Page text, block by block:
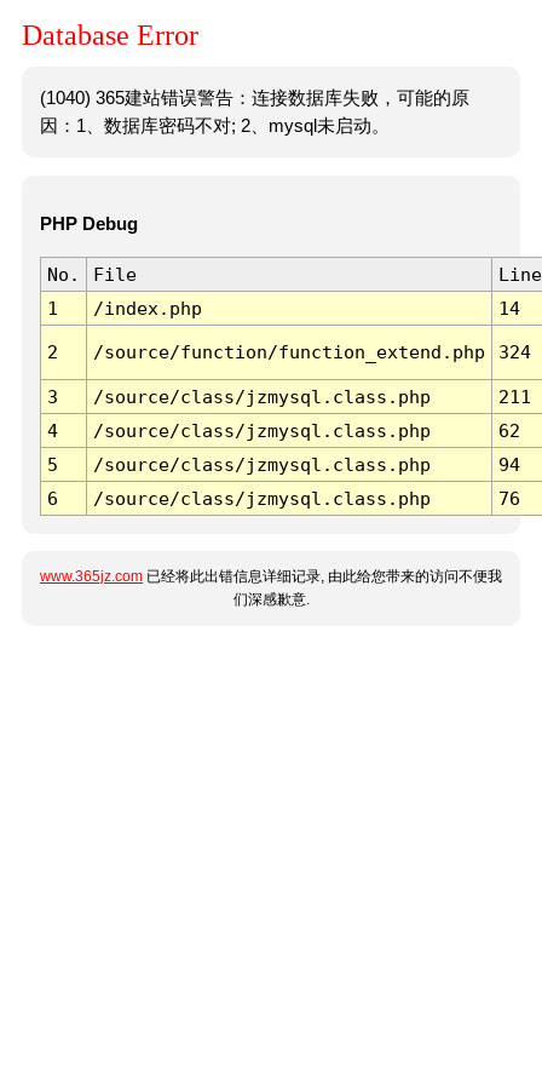
Database Error
(1040) 365建站错误警告：连接数据库失败，可能的原
因：1、数据库密码不对; 2、mysql未启动。
PHP Debug
No. File
Line
1
/index.php 14
2 /source/function/function_extend.php 324
3 /source/class/jzmysql.class.php
211
4
/source/class/jzmysql.class.php
62
5
/source/class/jzmysql.class.php
94
6
/source/class/jzmysql.class.php 76
www.365jz.com 已经将此出错信息详细记录, 由此给您带来的访问不便我
们深感歉意.